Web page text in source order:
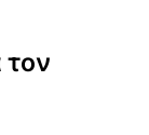
τον